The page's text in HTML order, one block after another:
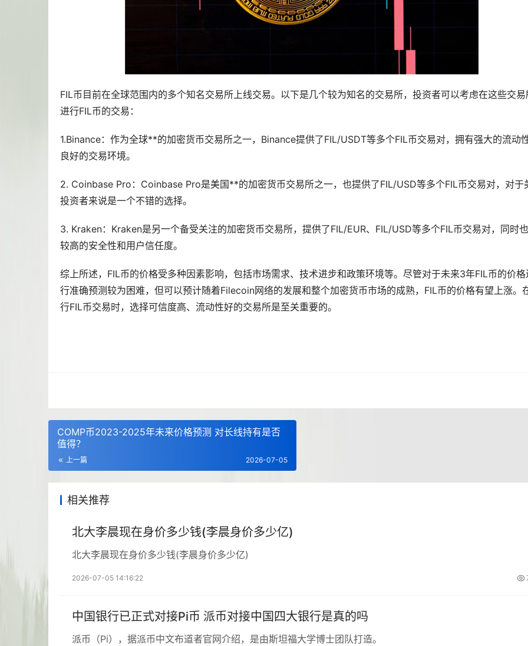
FIL币目前在全球范围内的多个知名交易所上线交易。以下是几个较为知名的交易所，投资者可以考虑在这些交易
进行FIL币的交易：
1.Binance：作为全球**的加密货币交易所之一，Binance提供了FIL/USDT等多个FIL币交易对，拥有强大的流动
良好的交易环境。
2. Coinbase Pro：Coinbase Pro是美国**的加密货币交易所之一，也提供了FIL/USD等多个FIL币交易对，对于
投资者来说是一个不错的选择。
3. Kraken：Kraken是另一个备受关注的加密货币交易所，提供了FIL/EUR、FIL/USD等多个FIL币交易对，同时
较高的安全性和用户信任度。
综上所述，FIL币的价格受多种因素影响，包括市场需求、技术进步和政策环境等。尽管对于未来3年FIL币的价格
行准确预测较为困难，但可以预计随着Filecoin网络的发展和整个加密货币市场的成熟，FIL币的价格有望上涨。
行FIL币交易时，选择可信度高、流动性好的交易所是至关重要的。
COMP币2023-2025年未来价格预测 对长线持有是否
值得？
上一篇 2026-07-05
相关推荐
北大李晨现在身价多少钱(李晨身价多少亿)
北大李晨现在身价多少钱(李晨身价多少亿)
2026-07-05 14:16:22
中国银行已正式对接Pi币 派币对接中国四大银行是真的吗
派币（Pi），据派币中文布道者官网介绍，是由斯坦福大学博士团队打造。